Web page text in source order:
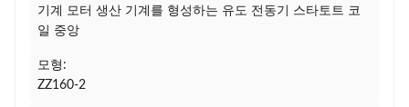
기계 모터 생산 기계를 형성하는 유도 전동기 스타토트 코
일 중앙
모형:
ZZ160-2